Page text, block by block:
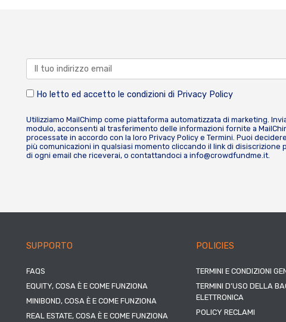
Ho letto ed accetto le condizioni di Privacy Policy
Utilizziamo MailChimp come piattaforma automatizzata di marketing.
modulo, acconsenti al trasferimento delle informazioni fornite a
processate in accordo con la loro Privacy Policy e Termini. Puoi
più comunicazioni in qualsiasi momento cliccando il link di disiscrizione
di ogni email che riceverai, o contattandoci a info@crowdfundme.it.
SUPPORTO
FAQS
EQUITY, COSA È E COME FUNZIONA
MINIBOND, COSA È E COME FUNZIONA
REAL ESTATE, COSA È E COME FUNZIONA
POLICIES
TERMINI E CONDIZIONI
TERMINI D’USO DELLA
ELETTRONICA
POLICY RECLAMI